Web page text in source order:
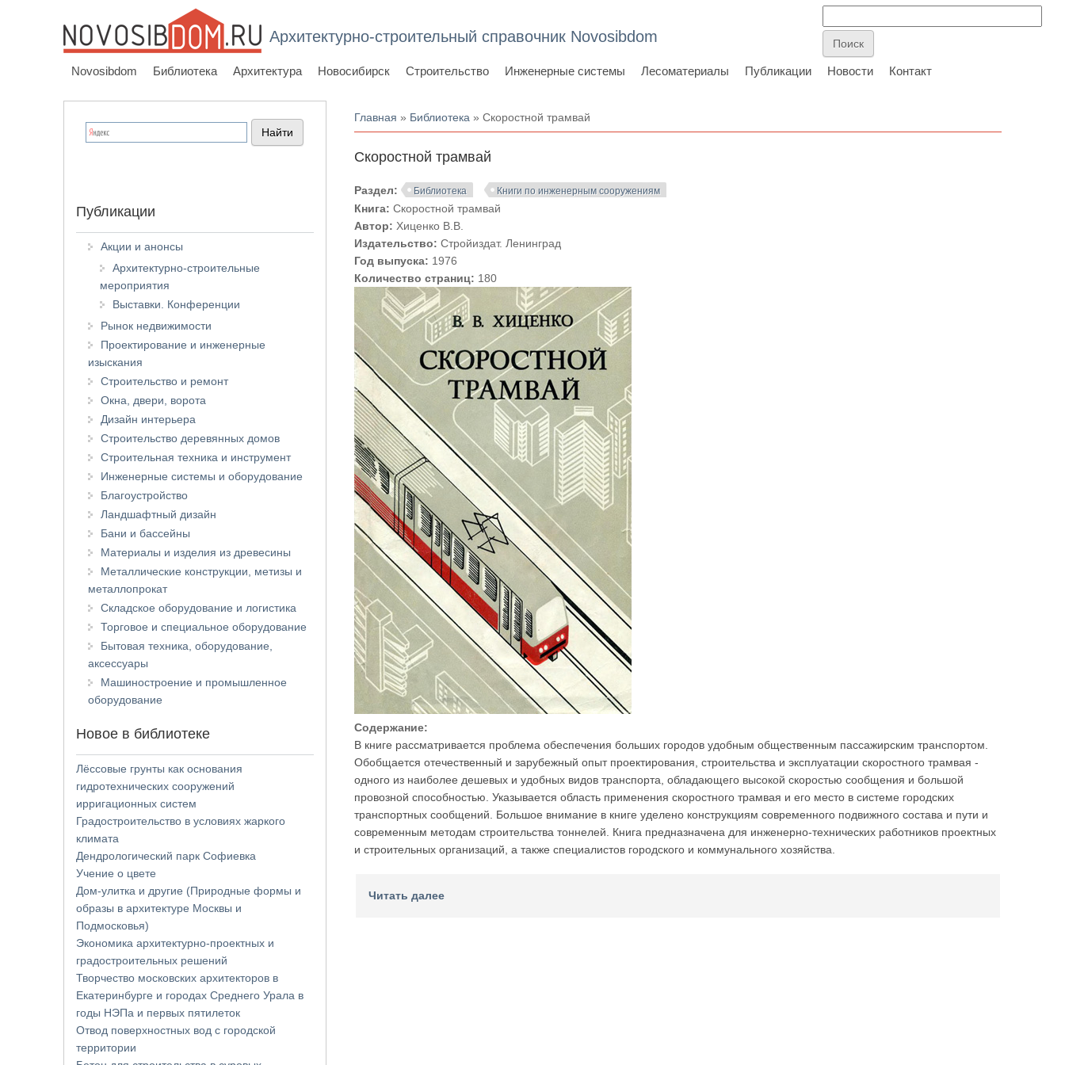
Архитектурно-строительный справочник Novosibdom
Novosibdom Библиотека Архитектура Новосибирск Строительство Инженерные системы Лесоматериалы Публикации Новости Контакт
Вы здесь
Главная » Библиотека » Скоростной трамвай
Скоростной трамвай
Раздел: Библиотека Книги по инженерным сооружениям
Книга:Скоростной трамвай
Автор: Хиценко В.В.
Издательство:Стройиздат. Ленинград
Год выпуска: 1976
Количество страниц: 180
Содержание:
В книге рассматривается проблема обеспечения больших городов удобным общественным пассажирским транспортом.
Обобщается отечественный и зарубежный опыт проектирования, строительства и эксплуатации скоростного трамвая -
одного из наиболее дешевых и удобных видов транспорта, обладающего высокой скоростью сообщения и большой
провозной способностью. Указывается область применения скоростного трамвая и его место в системе городских
транспортных сообщений. Большое внимание в книге уделено конструкциям современного подвижного состава и пути и
современным методам строительства тоннелей. Книга предназначена для инженерно-технических работников проектных
и строительных организаций, а также специалистов городского и коммунального хозяйства.
Читать далее
Публикации
Акции и анонсы
Архитектурно-строительные
мероприятия
Выставки. Конференции
Рынок недвижимости
Проектирование и инженерные
изыскания
Строительство и ремонт
Окна, двери, ворота
Дизайн интерьера
Строительство деревянных домов
Строительная техника и инструмент
Инженерные системы и оборудование
Благоустройство
Ландшафтный дизайн
Бани и бассейны
Материалы и изделия из древесины
Металлические конструкции, метизы и
металлопрокат
Складское оборудование и логистика
Торговое и специальное оборудование
Бытовая техника, оборудование,
аксессуары
Машиностроение и промышленное
оборудование
Новое в библиотеке
Лёссовые грунты как основания
гидротехнических сооружений
ирригационных систем
Градостроительство в условиях жаркого
климата
Дендрологический парк Софиевка
Учение о цвете
Дом-улитка и другие (Природные формы и
образы в архитектуре Москвы и
Подмосковья)
Экономика архитектурно-проектных и
градостроительных решений
Творчество московских архитекторов в
Екатеринбурге и городах Среднего Урала в
годы НЭПа и первых пятилеток
Отвод поверхностных вод с городской
территории